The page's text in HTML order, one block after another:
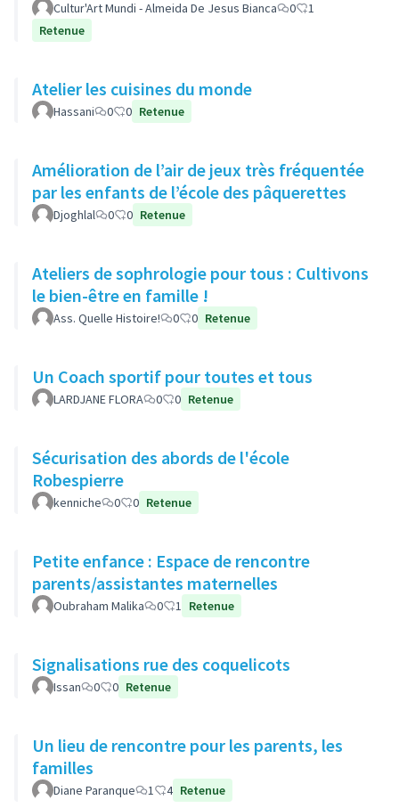
Cultur'Art Mundi - Almeida De Jesus Bianca 0
1
Retenue
Atelier les cuisines du monde
Hassani 0 0 Retenue
Amélioration de l’air de jeux très fréquentée
par les enfants de l’école des pâquerettes
Djoghlal 0 0 Retenue
Ateliers de sophrologie pour tous : Cultivons
le bien-être en famille !
Ass. Quelle Histoire! 0 0 Retenue
Un Coach sportif pour toutes et tous
LARDJANE FLORA 0 0 Retenue
Sécurisation des abords de l'école
Robespierre
kenniche 0 0 Retenue
Petite enfance : Espace de rencontre
parents/assistantes maternelles
Oubraham Malika 0 1 Retenue
Signalisations rue des coquelicots
Issan 0 0 Retenue
Un lieu de rencontre pour les parents, les
familles
Diane Paranque 1 4 Retenue